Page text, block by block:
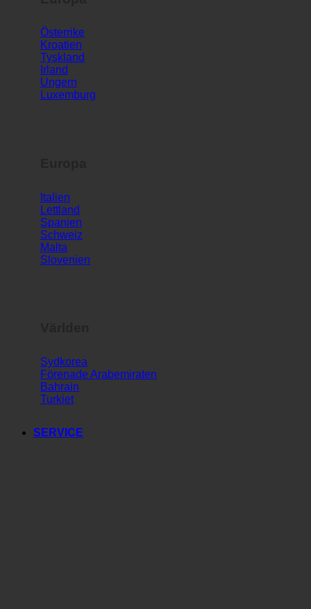
Österrike
Kroatien
Tyskland
Irland
Ungern
Luxemburg
Italien
Lettland
Spanien
Schweiz
Malta
Slovenien
Sydkorea
Förenade Arabemiraten
Bahrain
Turkiet
SERVICE